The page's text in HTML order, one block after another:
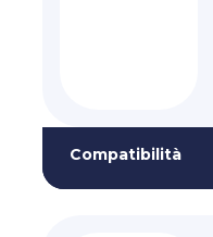
Compatibilità